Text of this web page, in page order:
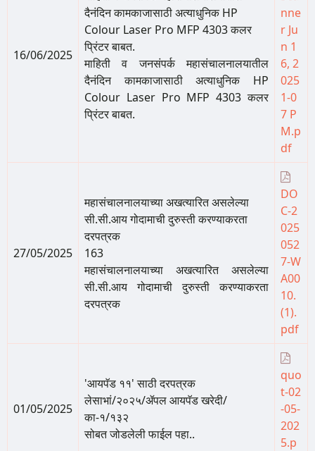
16/06/2025
दैनंदिन कामकाजासाठी अत्याधुनिक HP
Colour Laser Pro MFP 4303 कलर
प्रिंटर बाबत.
माहिती व जनसंपर्क महासंचालनालयातील
दैनंदिन कामकाजासाठी अत्याधुनिक HP
Colour Laser Pro MFP 4303 कलर
प्रिंटर बाबत.
nne
r Ju
n 1
6, 2
025
1-0
7 P
M.p
df
27/05/2025
महासंचालनालयाच्या अखत्यारित असलेल्या
सी.सी.आय गोदामाची दुरुस्ती करण्याकरता
दरपत्रक
163
महासंचालनालयाच्या अखत्यारित असलेल्या
सी.सी.आय गोदामाची दुरुस्ती करण्याकरता
दरपत्रक
DO
C-2
025
052
7-W
A00
10.
(1).
pdf
01/05/2025
'आयपॅड ११' साठी दरपत्रक
लेसाभां/२०२५/ॲपल आयपॅड खरेदी/
का-१/१३२
सोबत जोडलेली फाईल पहा..
quo
t-02
-05-
202
5.p